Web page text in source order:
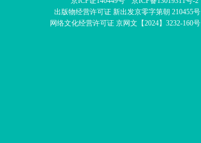
出版物经营许可证 新出发京零字第朝 210455号
网络文化经营许可证 京网文【2024】3232-160号